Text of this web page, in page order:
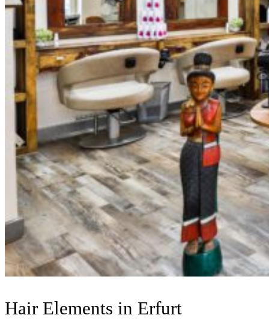
Hair Elements in Erfurt